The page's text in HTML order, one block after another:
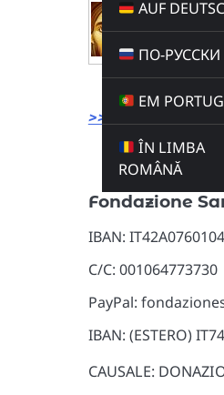
AUF
ПО-РУССКИ
EM
ÎN LIMBA
ROMÂNĂ
SALVE
Radio
MUSICA
Buy this
>>> LINK
Donazioni
Fondazione
IBAN:
C/C: 001064773730
PayPal:
IBAN: (ESTERO)
CAUSALE: